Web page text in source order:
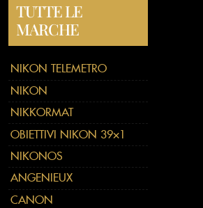
TUTTE LE
MARCHE
NIKON TELEMETRO
NIKON
NIKKORMAT
OBIETTIVI NIKON 39×1
NIKONOS
ANGENIEUX
CANON